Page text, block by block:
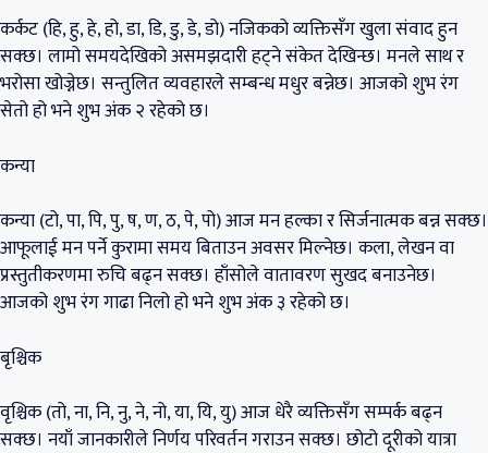
कर्कट (हि, हु, हे, हो, डा, डि, डु, डे, डो) नजिकको व्यक्तिसँग खुला संवाद हुन
सक्छ। लामो समयदेखिको असमझदारी हट्ने संकेत देखिन्छ। मनले साथ र
भरोसा खोज्नेछ। सन्तुलित व्यवहारले सम्बन्ध मधुर बन्नेछ। आजको शुभ रंग
सेतो हो भने शुभ अंक २ रहेको छ।
कन्या
कन्या (टो, पा, पि, पु, ष, ण, ठ, पे, पो) आज मन हल्का र सिर्जनात्मक बन्न सक्छ।
आफूलाई मन पर्ने कुरामा समय बिताउन अवसर मिल्नेछ। कला, लेखन वा
प्रस्तुतीकरणमा रुचि बढ्न सक्छ। हाँसोले वातावरण सुखद बनाउनेछ।
आजको शुभ रंग गाढा निलो हो भने शुभ अंक ३ रहेको छ।
बृश्चिक
वृश्चिक (तो, ना, नि, नु, ने, नो, या, यि, यु) आज धेरै व्यक्तिसँग सम्पर्क बढ्न
सक्छ। नयाँ जानकारीले निर्णय परिवर्तन गराउन सक्छ। छोटो दूरीको यात्रा